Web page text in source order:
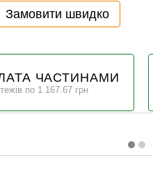
Замовити швидко
ЧАСТИНАМИ
по 1 167.67 грн